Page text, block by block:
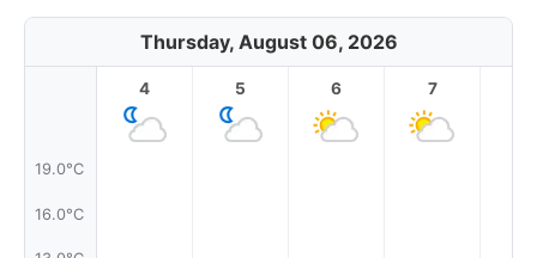
Thursday, August 06, 2026
19.0°C
16.0°C
4 5 6 7